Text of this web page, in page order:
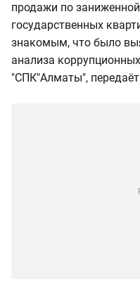
продажи по
государственных
знакомым, что было
анализа
"СПК"Алматы", передаёт